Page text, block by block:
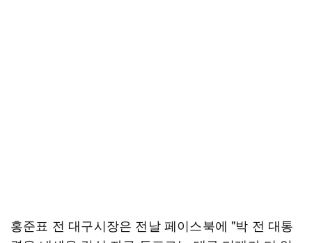
홍준표 전 대구시장은 전날 페이스북에 "박 전 대통